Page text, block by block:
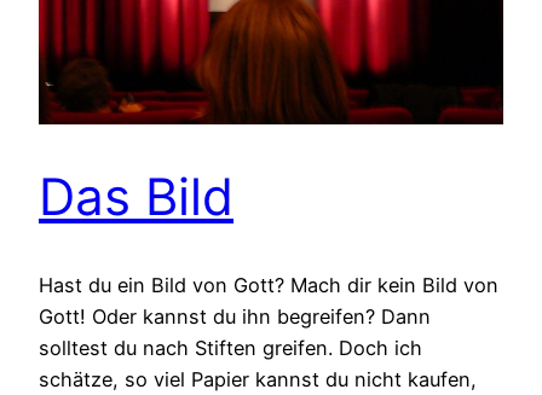
Das Bild
Hast du ein Bild von Gott? Mach dir kein Bild von
Gott! Oder kannst du ihn begreifen? Dann
solltest du nach Stiften greifen. Doch ich
schätze, so viel Papier kannst du nicht kaufen,